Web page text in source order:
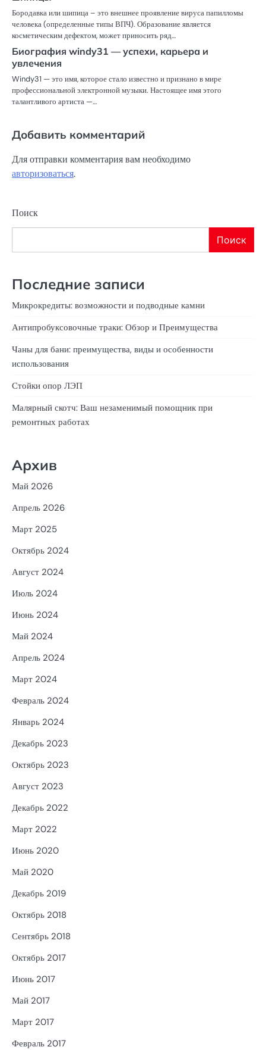
Бородавка или шипица – это внешнее проявление вируса папилломы
человека (определенные типы ВПЧ). Образование является
косметическим дефектом, может приносить ряд…
Биография windy31 — успехи, карьера и
увлечения
Windy31 — это имя, которое стало известно и признано в мире
профессиональной электронной музыки. Настоящее имя этого
талантливого артиста —…
Добавить комментарий
Для отправки комментария вам необходимо
авторизоваться.
Поиск
Поиск
Последние записи
Микрокредиты: возможности и подводные камни
Антипробуксовочные траки: Обзор и Преимущества
Чаны для бани: преимущества, виды и особенности
использования
Стойки опор ЛЭП
Малярный скотч: Ваш незаменимый помощник при
ремонтных работах
Архив
Май 2026
Апрель 2026
Март 2025
Октябрь 2024
Август 2024
Июль 2024
Июнь 2024
Май 2024
Апрель 2024
Март 2024
Февраль 2024
Январь 2024
Декабрь 2023
Октябрь 2023
Август 2023
Декабрь 2022
Март 2022
Июнь 2020
Май 2020
Декабрь 2019
Октябрь 2018
Сентябрь 2018
Октябрь 2017
Июнь 2017
Май 2017
Март 2017
Февраль 2017